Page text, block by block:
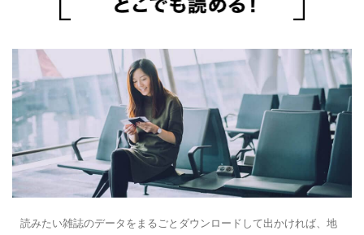
読みたい雑誌のデータをまるごとダウンロードして出かければ、地